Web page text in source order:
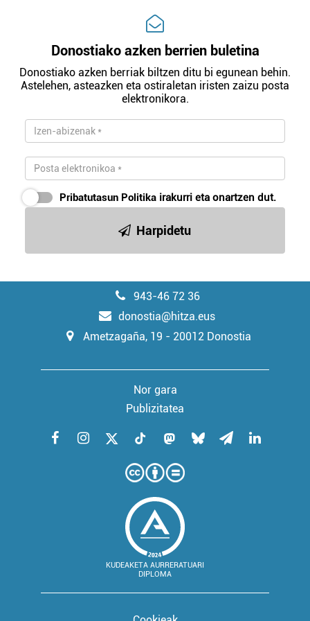
Donostiako azken berrien buletina
Donostiako azken berriak biltzen ditu bi egunean behin.
Astelehen, asteazken eta ostiraletan iristen zaizu posta
elektronikora.
Pribatutasun Politika irakurri eta onartzen dut.
Harpidetu
943-46 72 36
donostia@hitza.eus
Ametzagaña, 19 - 20012 Donostia
Nor gara
Publizitatea
KUDEAKETA AURRERATUARI
DIPLOMA